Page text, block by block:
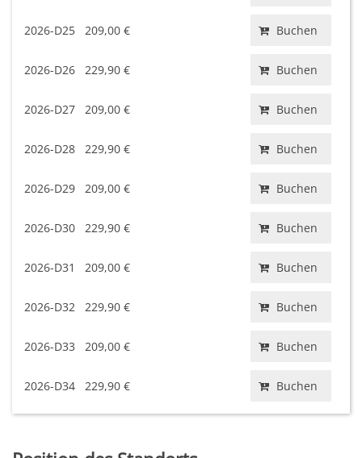
2026-D25 209,00 € Buchen
2026-D26 229,90 € Buchen
2026-D27 209,00 € Buchen
2026-D28 229,90 € Buchen
2026-D29 209,00 € Buchen
2026-D30 229,90 € Buchen
2026-D31 209,00 € Buchen
2026-D32 229,90 € Buchen
2026-D33 209,00 € Buchen
2026-D34 229,90 € Buchen